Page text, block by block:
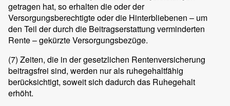
getragen hat, so erhalten die oder der
Versorgungsberechtigte oder die Hinterbliebenen – um
den Teil der durch die Beitragserstattung verminderten
Rente – gekürzte Versorgungsbezüge.
(7) Zeiten, die in der gesetzlichen Rentenversicherung
beitragsfrei sind, werden nur als ruhegehaltfähig
berücksichtigt, soweit sich dadurch das Ruhegehalt
erhöht.